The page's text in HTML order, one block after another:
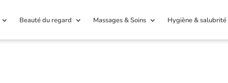
Beauté du regard Massages & Soins Hygiène & salubrité